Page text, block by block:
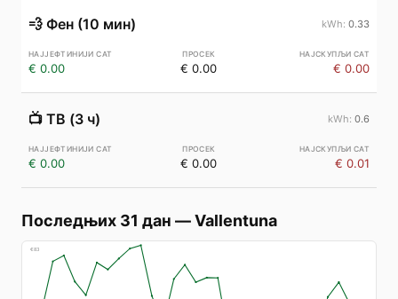
💨 Фен (10 мин) 0.33
€ 0.00 € 0.00 € 0.00
📺 ТВ (3 ч) 0.6
€ 0.00 € 0.00 € 0.01
Последњих 31 дан —Vallentuna
€83